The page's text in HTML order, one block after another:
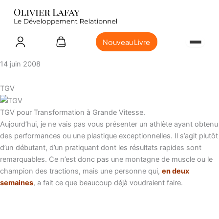
Nouveau Livre
14 juin 2008
TGV
TGV pour Transformation à Grande Vitesse.
Aujourd’hui, je ne vais pas vous présenter un athlète ayant obtenu
des performances ou une plastique exceptionnelles. Il s’agit plutôt
d’un débutant, d’un pratiquant dont les résultats rapides sont
remarquables. Ce n’est donc pas une montagne de muscle ou le
champion des tractions, mais une personne qui, en deux
semaines, a fait ce que beaucoup déjà voudraient faire.